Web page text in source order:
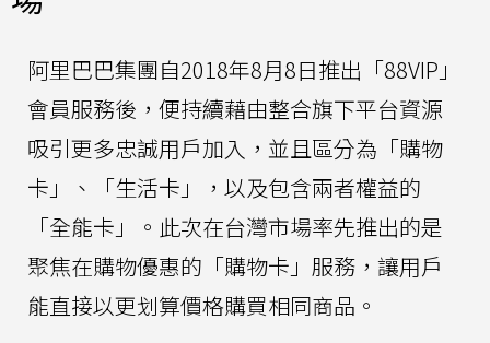
阿里巴巴集團自2018年8月8日推出「88VIP」
會員服務後，便持續藉由整合旗下平台資源
吸引更多忠誠用戶加入，並且區分為「購物
卡」、「生活卡」，以及包含兩者權益的
「全能卡」。此次在台灣市場率先推出的是
聚焦在購物優惠的「購物卡」服務，讓用戶
能直接以更划算價格購買相同商品。